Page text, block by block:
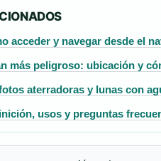
acceder y navegar desde el
más peligroso: ubicación y
aterradoras y lunas con
usos y preguntas